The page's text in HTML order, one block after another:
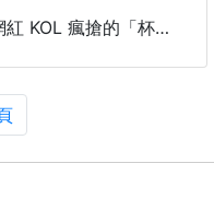
KOL 瘋搶的「杯裝
🥄
顛覆你對甜點的認
進辦公室、隨時優雅